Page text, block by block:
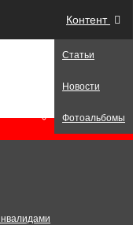
Контент
Статьи
Новости
Фотоальбомы